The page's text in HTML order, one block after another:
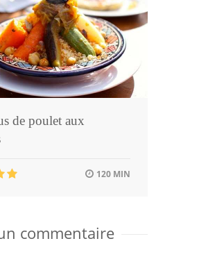
de poulet aux
120 MIN
commentaire